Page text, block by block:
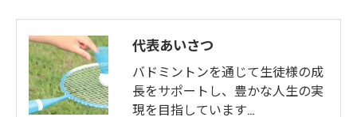
代表あいさつ
バドミントンを通じて生徒様の成
長をサポートし、豊かな人生の実
現を目指しています…